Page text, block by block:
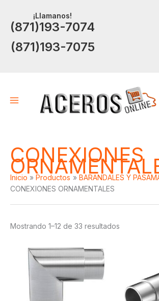
contenido
¡Llamanos!
(871)193-7074
(871)193-7075
CONEXIONES
Inicio Productos
BARANDALES Y
CONEXIONES ORNAMENTALES
Mostrando 1–12 de 33 resultados